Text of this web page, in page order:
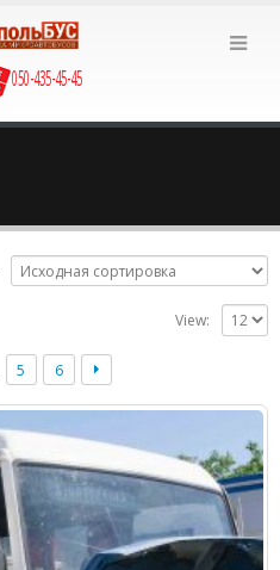
050-435-45-45
View:
5 6